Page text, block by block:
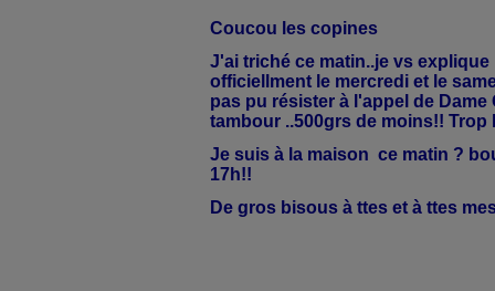
Coucou les copines
J'ai triché ce matin..je vs
officiellment le mercredi et le
pas pu résister à l'appel de Dame
tambour ..500grs de moins!! Trop
Je suis à la maison ce matin ?
17h!!
De gros bisous à ttes et à ttes